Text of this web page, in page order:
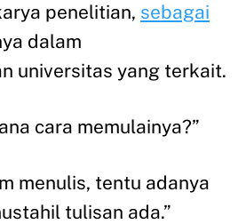
penelitian, sebagai
dalam
universitas yang terkait.
cara memulainya?”
menulis, tentu adanya
tulisan ada.”